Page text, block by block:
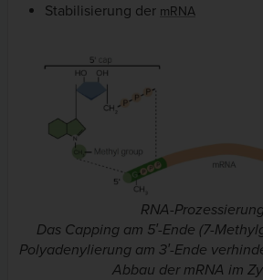
Stabilisierung der mRNA
RNA-
Das Capping am 5′-Ende (7-
Polyadenylierung am 3′-Ende
Abbau der mRNA im